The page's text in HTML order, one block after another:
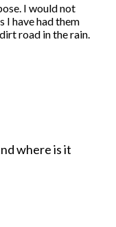
I would not
I have had them
road in the rain.
where is it